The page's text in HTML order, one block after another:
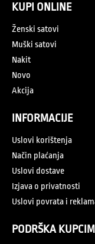
KUPI ONLINE
Ženski satovi
Muški satovi
Nakit
Novo
Akcija
INFORMACIJE
Uslovi korištenja
Način plaćanja
Uslovi dostave
Izjava o privatnosti
Uslovi povrata i
PODRŠKA